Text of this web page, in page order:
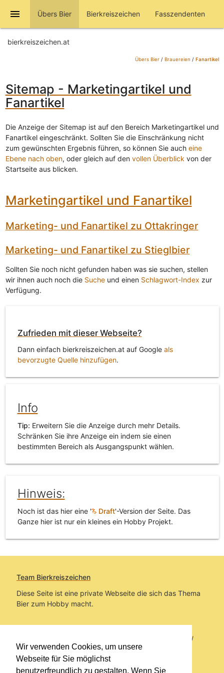
Wir verwenden Cookies, um unsere
Webseite für Sie möglichst
benutzerfreundlich zu gestalten. Wenn Sie
menu Übers Bier Bierkreiszeichen Fasszendenten
bierkreiszeichen.at
Übers Bier/ Brauereien / Fanartikel
Sitemap - Marketingartikel und
Fanartikel
Die Anzeige der Sitemap ist auf den Bereich Marketingartikel und
Fanartikel eingeschränkt. Sollten Sie die Einschränkung nicht
zum gewünschten Ergebnis führen, so können Sie auch eine
Ebene nach oben, oder gleich auf den vollen Überblick von der
Startseite aus blicken.
Marketingartikel und Fanartikel
Marketing- und Fanartikel zu Ottakringer
Marketing- und Fanartikel zu Stieglbier
Sollten Sie noch nicht gefunden haben was sie suchen, stellen
wir ihnen auch noch die Sucheund einen Schlagwort-Index zur
Verfügung.
Zufrieden mit dieser Webseite?
Dann einfach bierkreiszeichen.at auf Google als
bevorzugte Quelle hinzufügen.
Info
Tip: Erweitern Sie die Anzeige durch mehr Details.
Schränken Sie ihre Anzeige ein indem sie einen
bestimmten Bereich als Ausgangspunkt wählen.
Hinweis:
Noch ist das hier eine ' Draft'-Version der Seite. Das
Ganze hier ist nur ein kleines ein Hobby Projekt.
Team Bierkreiszeichen
Diese Seite ist eine private Webseite die sich das Thema
Bier zum Hobby macht.
Sie befinden sich auf https://www.bierkreiszeichen.at/
im Pfad:Übers Bier/Brauereien